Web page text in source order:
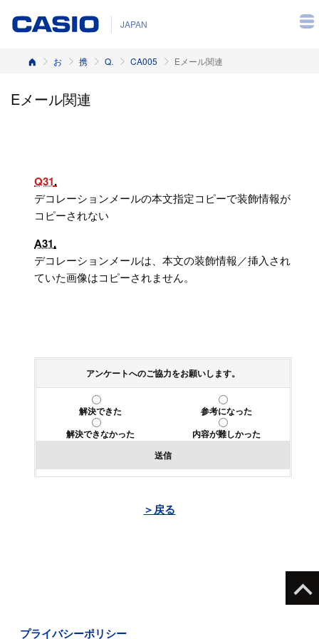
JAPAN
ホーム お客様サポート 携帯電話 Q&A（よくある質問と答え） CA005 Eメール関連
Eメール関連
Q31
デコレーションメールの本文指定コピーで装飾情報が
コピーされない
A31
デコレーションメールは、本文の装飾情報／挿入され
ていた画像はコピーされません。
アンケートへのご協力をお願いします。
解決できた
参考になった
解決できなかった
内容が難しかった
送信
＞戻る
プライバシーポリシー